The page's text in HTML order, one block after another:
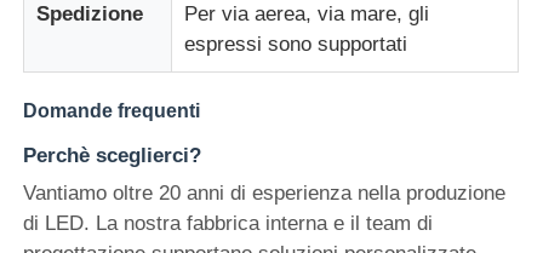
Spedizione
Per via aerea, via mare, gli
espressi sono supportati
Domande frequenti
Perchè sceglierci?
Vantiamo oltre 20 anni di esperienza nella produzione
di LED. La nostra fabbrica interna e il team di